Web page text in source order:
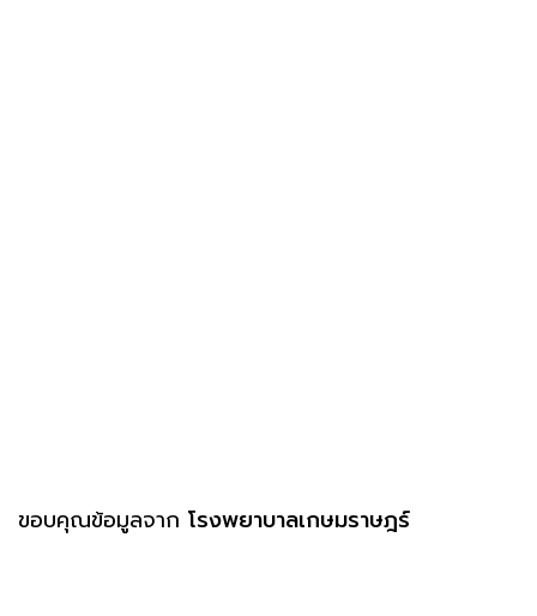
ขอบคุณข้อมูลจาก โรงพยาบาลเกษมราษฎร์